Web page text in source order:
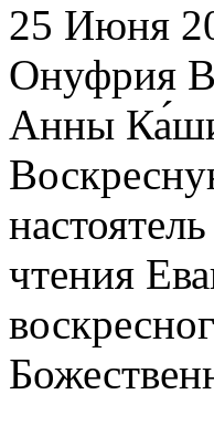
25 Июня
Онуфрия
Анны
чтения